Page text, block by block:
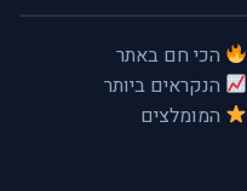
הכי חם באתר
הנקראים ביותר
המומלצים